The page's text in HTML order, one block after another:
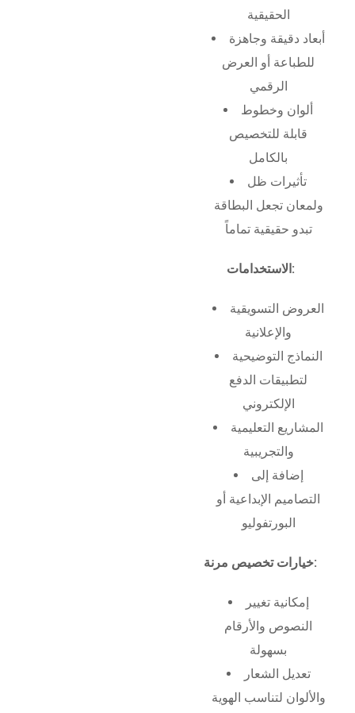
الحقيقية
أبعاد دقيقة وجاهزة
للطباعة أو العرض
الرقمي
ألوان وخطوط
قابلة للتخصيص
بالكامل
تأثيرات ظل
ولمعان تجعل البطاقة
تبدو حقيقية تماماً
الاستخدامات:
العروض التسويقية
والإعلانية
النماذج التوضيحية
لتطبيقات الدفع
الإلكتروني
المشاريع التعليمية
والتجريبية
إضافة إلى
التصاميم الإبداعية أو
البورتفوليو
خيارات تخصيص مرنة:
إمكانية تغيير
النصوص والأرقام
بسهولة
تعديل الشعار
والألوان لتناسب الهوية